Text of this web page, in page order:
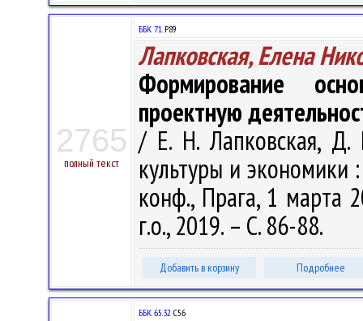
2765
полный текст
ББК 71.Р89
Лапковская, Елена
Формирование
проектную
/ Е. Н. Лапковская, Д.
культуры и экономики
конф., Прага, 1 марта
г.о., 2019. – С. 86-88.
Добавить в корзину Подробнее
ББК 65.32 С56